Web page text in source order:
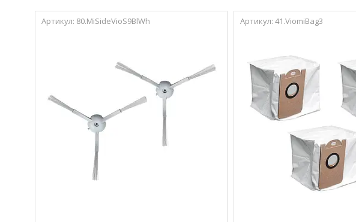
80.MiSideVioS9BlWh 41.ViomiBag3